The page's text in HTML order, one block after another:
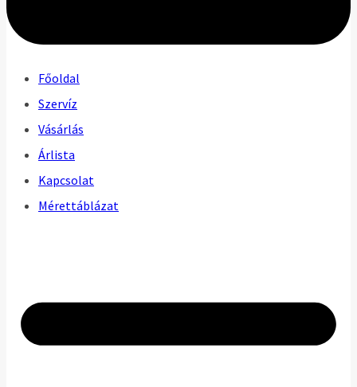
Főoldal
Szervíz
Vásárlás
Árlista
Kapcsolat
Mérettáblázat